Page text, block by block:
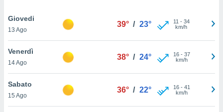
nella
cookie
il tuo
in
Giovedi
13 Ago
39° / 23° 11 - 34
km/h
Venerdì
14 Ago
38° / 24° 16- 37
km/h
Sabato
15 Ago
36° / 22° 16- 41
km/h